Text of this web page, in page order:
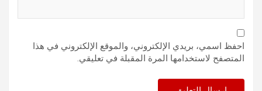
احفظ اسمي، بريدي الإلكتروني، والموقع الإلكتروني في هذا
المتصفح لاستخدامها المرة المقبلة في تعليقي.